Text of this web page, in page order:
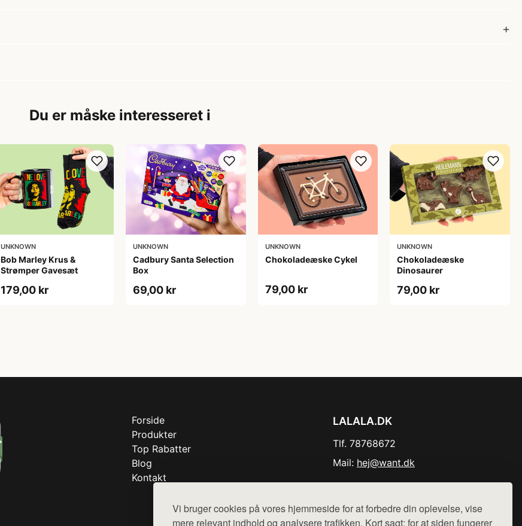
Vi bruger cookies på vores hjemmeside for at forbedre din oplevelse, vise
mere relevant indhold og analysere trafikken. Kort sagt: for at siden fungerer
Du er måske interesseret i
UNKNOWN
Bob Marley Krus &
Strømper Gavesæt
179,00 kr
UNKNOWN
Cadbury Santa Selection
Box
69,00 kr
UNKNOWN
Chokoladeæske Cykel
79,00 kr
UNKNOWN
Chokoladeæske
Dinosaurer
79,00 kr
Forside
Produkter
Top Rabatter
Blog
Kontakt
LALALA.DK
Tlf. 78768672
Mail: hej@want.dk